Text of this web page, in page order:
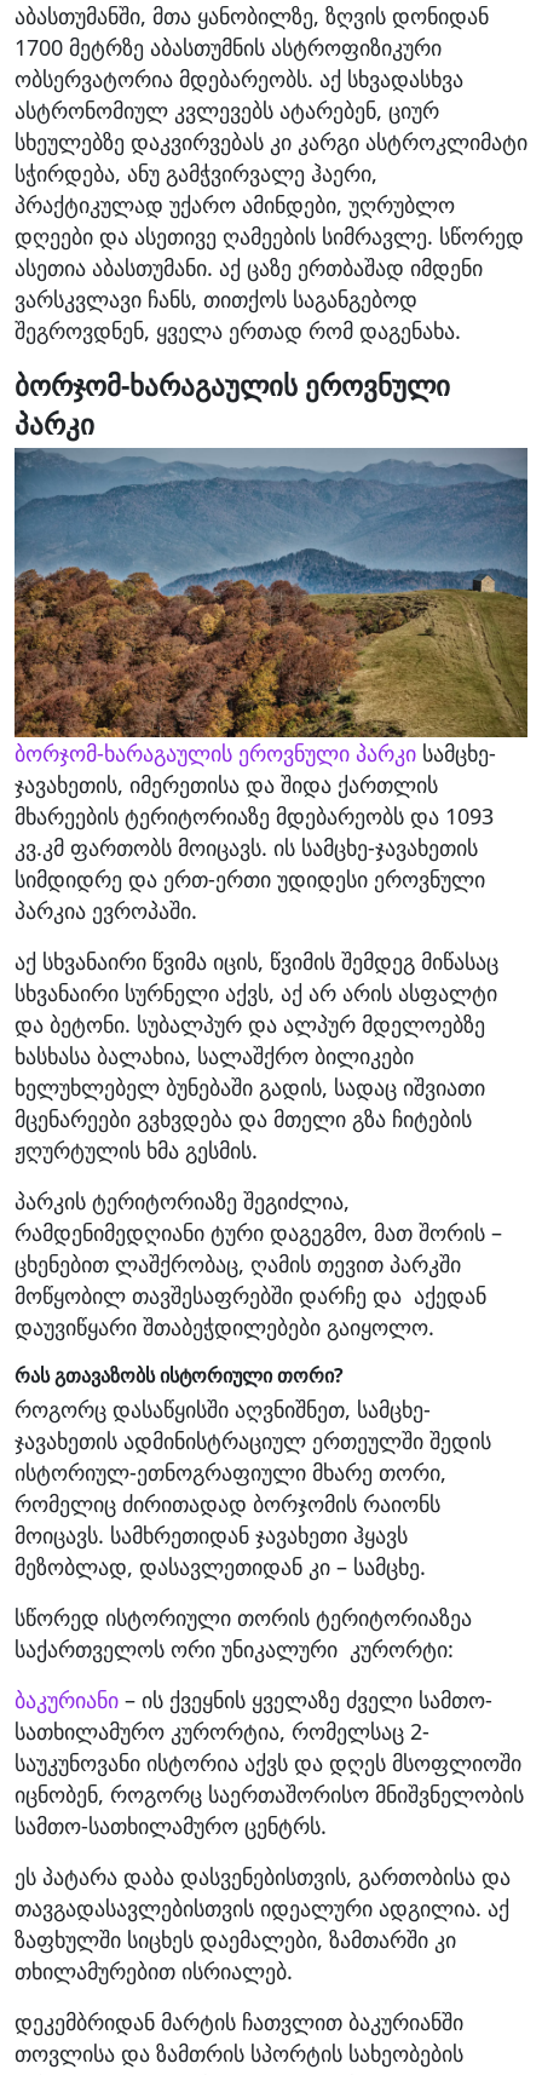
აბასთუმანში, მთა ყანობილზე, ზღვის დონიდან
1700 მეტრზე აბასთუმნის ასტროფიზიკური
ობსერვატორია მდებარეობს. აქ სხვადასხვა
ასტრონომიულ კვლევებს ატარებენ, ციურ
სხეულებზე დაკვირვებას კი კარგი ასტროკლიმატი
სჭირდება, ანუ გამჭვირვალე ჰაერი,
პრაქტიკულად უქარო ამინდები, უღრუბლო
დღეები და ასეთივე ღამეების სიმრავლე. სწორედ
ასეთია აბასთუმანი. აქ ცაზე ერთბაშად იმდენი
ვარსკვლავი ჩანს, თითქოს საგანგებოდ
შეგროვდნენ, ყველა ერთად რომ დაგენახა.
ბორჯომ-ხარაგაულის ეროვნული
პარკი
ბორჯომ-ხარაგაულის ეროვნული პარკი სამცხე-
ჯავახეთის, იმერეთისა და შიდა ქართლის
მხარეების ტერიტორიაზე მდებარეობს და 1093
კვ.კმ ფართობს მოიცავს. ის სამცხე-ჯავახეთის
სიმდიდრე და ერთ-ერთი უდიდესი ეროვნული
პარკია ევროპაში.
აქ სხვანაირი წვიმა იცის, წვიმის შემდეგ მიწასაც
სხვანაირი სურნელი აქვს, აქ არ არის ასფალტი
და ბეტონი. სუბალპურ და ალპურ მდელოებზე
ხასხასა ბალახია, სალაშქრო ბილიკები
ხელუხლებელ ბუნებაში გადის, სადაც იშვიათი
მცენარეები გვხვდება და მთელი გზა ჩიტების
ჟღურტულის ხმა გესმის.
პარკის ტერიტორიაზე შეგიძლია,
რამდენიმედღიანი ტური დაგეგმო, მათ შორის –
ცხენებით ლაშქრობაც, ღამის თევით პარკში
მოწყობილ თავშესაფრებში დარჩე და აქედან
დაუვიწყარი შთაბეჭდილებები გაიყოლო.
რას გთავაზობს ისტორიული თორი?
როგორც დასაწყისში აღვნიშნეთ, სამცხე-
ჯავახეთის ადმინისტრაციულ ერთეულში შედის
ისტორიულ-ეთნოგრაფიული მხარე თორი,
რომელიც ძირითადად ბორჯომის რაიონს
მოიცავს. სამხრეთიდან ჯავახეთი ჰყავს
მეზობლად, დასავლეთიდან კი – სამცხე.
სწორედ ისტორიული თორის ტერიტორიაზეა
საქართველოს ორი უნიკალური კურორტი:
ბაკურიანი – ის ქვეყნის ყველაზე ძველი სამთო-
სათხილამურო კურორტია, რომელსაც 2-
საუკუნოვანი ისტორია აქვს და დღეს მსოფლიოში
იცნობენ, როგორც საერთაშორისო მნიშვნელობის
სამთო-სათხილამურო ცენტრს.
ეს პატარა დაბა დასვენებისთვის, გართობისა და
თავგადასავლებისთვის იდეალური ადგილია. აქ
ზაფხულში სიცხეს დაემალები, ზამთარში კი
თხილამურებით ისრიალებ.
დეკემბრიდან მარტის ჩათვლით ბაკურიანში
თოვლისა და ზამთრის სპორტის სახეობების